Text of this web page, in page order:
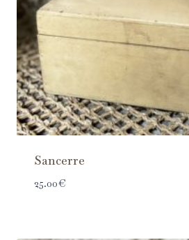
Sancerre
25.00€